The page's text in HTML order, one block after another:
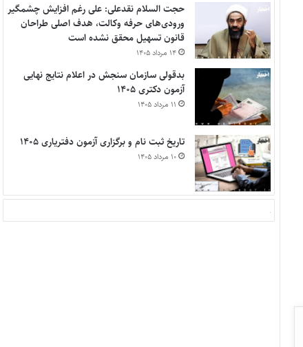
حجت السلام نقدعلی: علی رغم افزایش چشمگیر
ورودی‌های حرفه وکالت، هدف اصلی طراحان
قانون تسهیل محقق نشده است
۱۴ مرداد ۱۴۰۵
بدقولی سازمان سنجش در اعلام نتایج نهایی
آزمون دکتری ۱۴۰۵
۱۱ مرداد ۱۴۰۵
تاریخ ثبت نام و برگزاری آزمون دفتریاری ۱۴۰۵
۱۰ مرداد ۱۴۰۵